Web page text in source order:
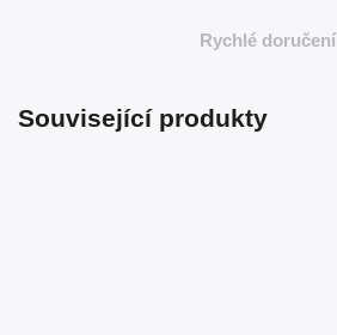
Rychlé doručení
Související produkty